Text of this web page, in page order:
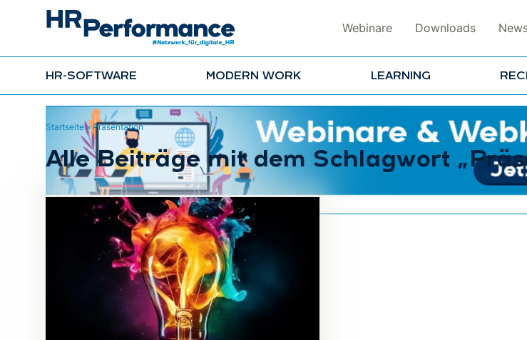
Webinare Downloads
HR-SOFTWARE MODERN WORK LEARNING
Startseite»Präsentation
Alle Beiträge mit dem Schlagwort